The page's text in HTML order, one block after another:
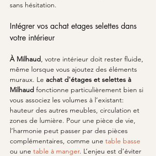
sans hésitation.
Intégrer vos achat etages selettes dans
votre intérieur
À Milhaud, votre intérieur doit rester fluide,
même lorsque vous ajoutez des éléments
muraux. Le achat d'étages et selettes à
Milhaud fonctionne particulièrement bien si
vous associez les volumes à l’existant:
hauteur des autres meubles, circulation et
zones de lumière. Pour une pièce de vie,
l’harmonie peut passer par des pièces
complémentaires, comme une table basse
ou une table à manger. L’enjeu est d’éviter